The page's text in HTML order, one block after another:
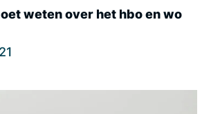
weten over het hbo en wo